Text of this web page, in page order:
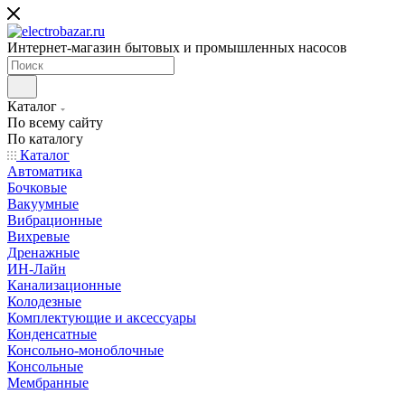
Интернет-магазин бытовых и промышленных насосов
Каталог
По всему сайту
По каталогу
Каталог
Автоматика
Бочковые
Вакуумные
Вибрационные
Вихревые
Дренажные
ИН-Лайн
Канализационные
Колодезные
Комплектующие и аксессуары
Конденсатные
Консольно-моноблочные
Консольные
Мембранные